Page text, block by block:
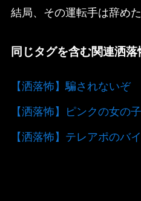
結局、その運転手は辞めた
同じタグを含む関連洒落
【洒落怖】騙されないぞ
【洒落怖】ピンクの女の子
【洒落怖】テレアポのバ